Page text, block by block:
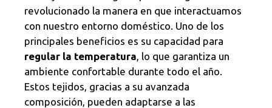
revolucionado la manera en que interactuamos
con nuestro entorno doméstico. Uno de los
principales beneficios es su capacidad para
regular la temperatura, lo que garantiza un
ambiente confortable durante todo el año.
Estos tejidos, gracias a su avanzada
composición, pueden adaptarse a las